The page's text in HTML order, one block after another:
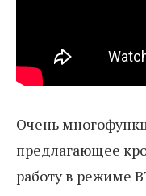
Очень
предлагающее
работу в режиме